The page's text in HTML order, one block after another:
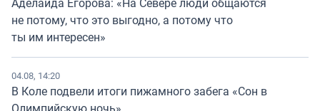
Аделаида Егорова: «На Севере люди общаются
не потому, что это выгодно, а потому что
ты им интересен»
04.08, 14:20
В Коле подвели итоги пижамного забега «Сон в